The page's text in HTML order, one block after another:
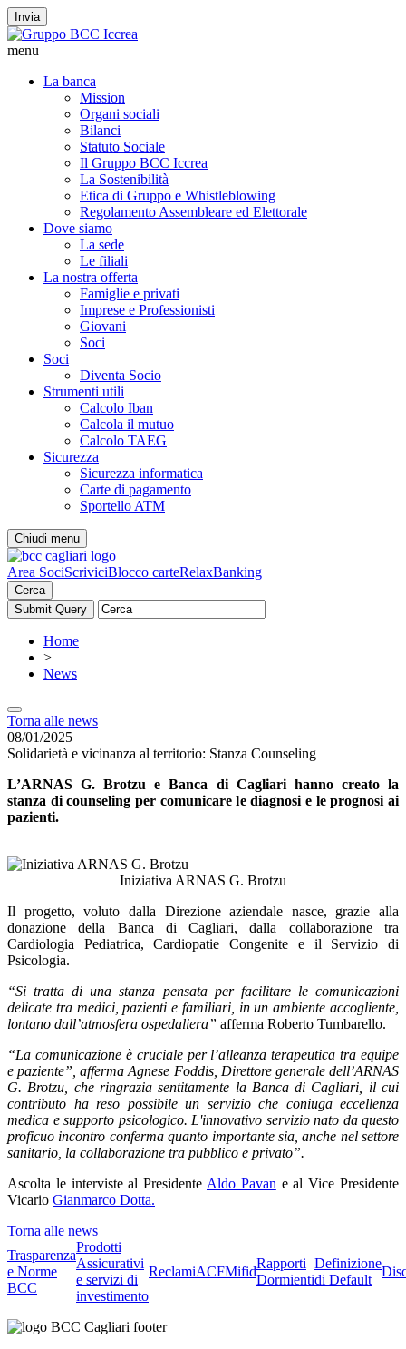
Invia
menu
La banca
Mission
Organi sociali
Bilanci
Statuto Sociale
Il Gruppo BCC Iccrea
La Sostenibilità
Etica di Gruppo e Whistleblowing
Regolamento Assembleare ed Elettorale
Dove siamo
La sede
Le filiali
La nostra offerta
Famiglie e privati
Imprese e Professionisti
Giovani
Soci
Soci
Diventa Socio
Strumenti utili
Calcolo Iban
Calcola il mutuo
Calcolo TAEG
Sicurezza
Sicurezza informatica
Carte di pagamento
Sportello ATM
Chiudi menu
Area SociScriviciBlocco carteRelaxBanking
Cerca
Home
>
News
Torna alle news
08/01/2025
Solidarietà e vicinanza al territorio: Stanza Counseling
L’ARNAS G. Brotzu e Banca di Cagliari hanno creato la
stanza di counseling per comunicare le diagnosi e le prognosi ai
pazienti.
Iniziativa ARNAS G. Brotzu
Il progetto, voluto dalla Direzione aziendale nasce, grazie alla
donazione della Banca di Cagliari, dalla collaborazione tra
Cardiologia Pediatrica, Cardiopatie Congenite e il Servizio di
Psicologia.
“Si tratta di una stanza pensata per facilitare le comunicazioni
delicate tra medici, pazienti e familiari, in un ambiente accogliente,
lontano dall’atmosfera ospedaliera” afferma Roberto Tumbarello.
“La comunicazione è cruciale per l’alleanza terapeutica tra equipe
e paziente”, afferma Agnese Foddis, Direttore generale dell’ARNAS
G. Brotzu, che ringrazia sentitamente la Banca di Cagliari, il cui
contributo ha reso possibile un servizio che coniuga eccellenza
medica e supporto psicologico. L'innovativo servizio nato da questo
proficuo incontro conferma quanto importante sia, anche nel settore
sanitario, la collaborazione tra pubblico e privato”.
Ascolta le interviste al Presidente Aldo Pavan e al Vice Presidente
Vicario Gianmarco Dotta.
Torna alle news
Trasparenza
e Norme
BCC
Prodotti
Assicurativi
e servizi di
investimento
ReclamiACFMifid
Rapporti
Dormienti
Definizione
di Default